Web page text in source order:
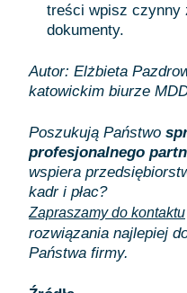
treści wpisz czynny
dokumenty.
Autor: Elżbieta
katowickim biurze
Poszukują Państwo
profesjonalnego
wspiera
kadr i płac?
Zapraszamy do kontaktu
rozwiązania najlepiej
Państwa firmy.